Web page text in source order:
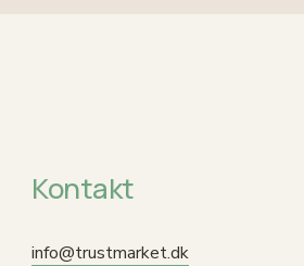
Kontakt
info@trustmarket.dk